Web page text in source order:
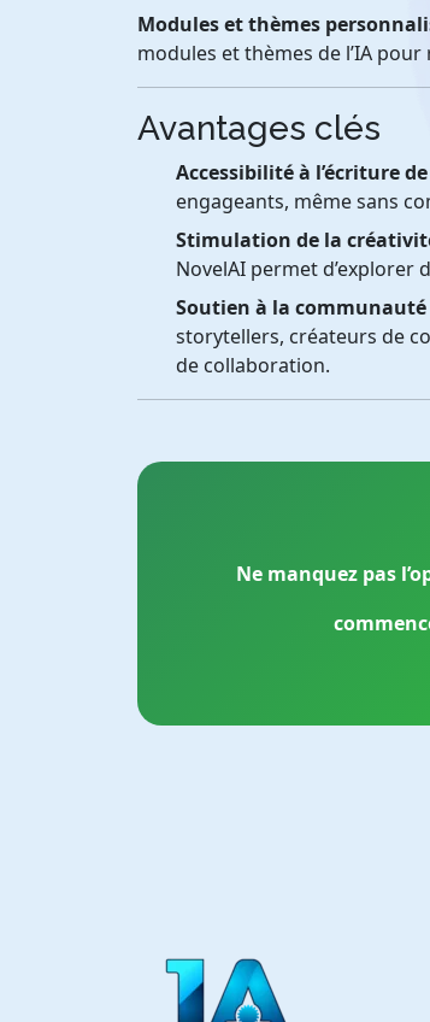
Modules et thèmes
modules et thèmes de l’IA
Avantages clés
Accessibilité à l’écriture
engageants, même sans
Stimulation de la
NovelAI permet d’explorer
Soutien à la
storytellers, créateurs de
de collaboration.
Ne manquez pas